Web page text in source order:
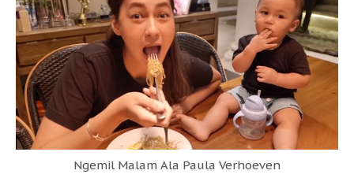
Ngemil Malam Ala Paula Verhoeven